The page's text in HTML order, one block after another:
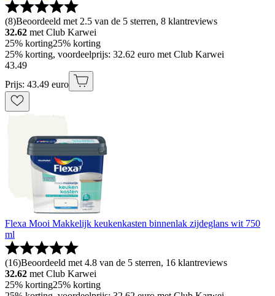
(8)Beoordeeld met 2.5 van de 5 sterren, 8 klantreviews
32.62 met Club Karwei
25% korting25% korting
25% korting, voordeelprijs: 32.62 euro met Club Karwei
43.49
Prijs: 43.49 euro
Flexa Mooi Makkelijk keukenkasten binnenlak zijdeglans wit 750
ml
(16)Beoordeeld met 4.8 van de 5 sterren, 16 klantreviews
32.62 met Club Karwei
25% korting25% korting